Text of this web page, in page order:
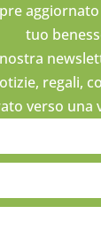
tuo
regali,
verso una